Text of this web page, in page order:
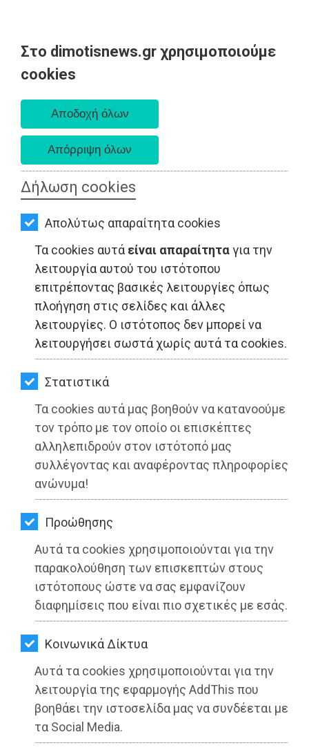
Στο dimotisnews.gr χρησιμοποιούμε
cookies
Δήλωση cookies
Απολύτως απαραίτητα cookies
Τα cookies αυτά είναι απαραίτηταγια την
λειτουργία αυτού του ιστότοπου
επιτρέποντας βασικές λειτουργίες όπως
πλοήγηση στις σελίδες και άλλες
λειτουργίες. Ο ιστότοπος δεν μπορεί να
λειτουργήσει σωστά χωρίς αυτά τα cookies.
Στατιστικά
Τα cookies αυτά μας βοηθούν να κατανοούμε
τον τρόπο με τον οποίο οι επισκέπτες
αλληλεπιδρούν στον ιστότοπό μας
συλλέγοντας και αναφέροντας πληροφορίες
ανώνυμα!
Προώθησης
Αυτά τα cookies χρησιμοποιούνται για την
παρακολούθηση των επισκεπτών στους
ιστότοπους ώστε να σας εμφανίζουν
διαφημίσεις που είναι πιο σχετικές με εσάς.
Kοινωνικά Δίκτυα
Αυτά τα cookies χρησιμοποιούνται για την
λειτουργία της εφαρμογής AddThis που
βοηθάει την ιστοσελίδα μας να συνδέεται με
τα Social Media.
AΡΧΙΚΗ
ΕΙΔΗΣΕΙΣ
ΠΟΛΙΤΙΚΗ
ΤΟΠΙΚΗ
ΑΥΤΟΔΙΟΙΚΗΣΗ
ΟΙΚΟΝΟΜΙΑ
ΑΘΛΗΤΙΣΜΟΣ
ΠΟΛΙΤΙΣΜΟΣ
ΣΠΙΤΙ-
ΚΗΠΟΣ
ΥΓΕΙΑ
LIFESTYLE
ΤΑΞΙΔΙΑ
ΕΞΟΔΟΣ
ΠΕΡΙΒΑΛΛΟΝ
ΚΑΤΟΙΚΙΔΙΟ
ΑΓΓΕΛΙΕΣ
ΕΦΗΜΕΡΙΔΕΣ
OΔΗΓΟΣ
ΑΓΟΡΑΣ
ΨΙΘΥΡΟΙ
ΑΠΟΣΤΟΛΗ
ΑΡΘΡΩΝ
LIFESTYLE - Νέα Μάκρη
Εγκαίνια του Ιερού Ναού Προφήτη
Ηλία Ανατολής στην Νέα Μάκρη
Διαβάστηκε 3979 φορές
Από τo Dimotisnews